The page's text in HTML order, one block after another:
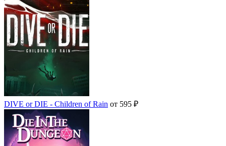
DIVE or DIE - Children of Rain от 595 ₽